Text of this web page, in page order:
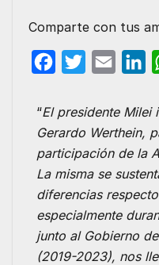
Comparte con tus
c
e
b
o
o
k
i
t
e
r
a
i
n
k
e
d
I
n
“El presidente Milei
Gerardo Werthein,
participación de la
La misma se
diferencias
especialmente
junto al Gobierno
(2019-2023), nos